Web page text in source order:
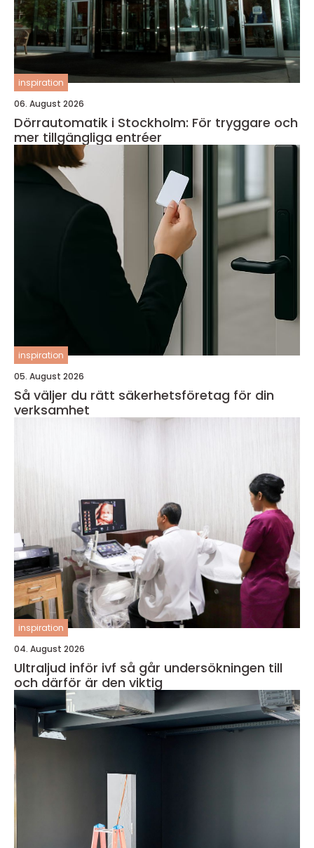
inspiration
06. August 2026
Dörrautomatik i Stockholm: För tryggare och
mer tillgängliga entréer
inspiration
05. August 2026
Så väljer du rätt säkerhetsföretag för din
verksamhet
inspiration
04. August 2026
Ultraljud inför ivf så går undersökningen till
och därför är den viktig